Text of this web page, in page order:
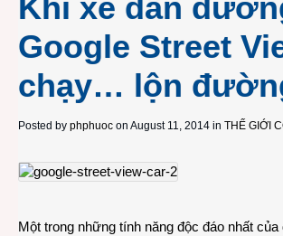
Khi xe dẫn
Google Street
chạy… lộn
Posted by phphuoc on August 11, 2014 in THẾ GIỚI
Một trong những tính năng độc đáo nhất của